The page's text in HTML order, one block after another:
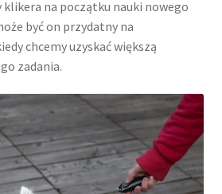
klikera na początku nauki nowego
być on przydatny na
chcemy uzyskać większą
zadania.